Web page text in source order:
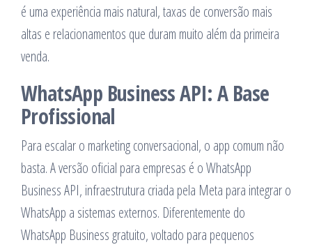
é uma experiência mais natural, taxas de conversão mais
altas e relacionamentos que duram muito além da primeira
venda.
WhatsApp Business API: A Base
Profissional
Para escalar o marketing conversacional, o app comum não
basta. A versão oficial para empresas é o WhatsApp
Business API, infraestrutura criada pela Meta para integrar o
WhatsApp a sistemas externos. Diferentemente do
WhatsApp Business gratuito, voltado para pequenos